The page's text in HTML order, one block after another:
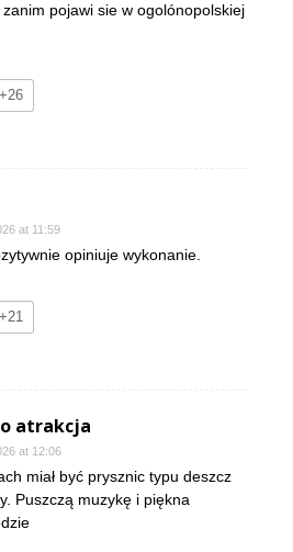
pojawi sie w ogolónopolskiej
+26
at 11:59
opiniuje wykonanie.
+21
atrakcja
at 12:06
miał być prysznic typu deszcz
Puszczą muzykę i piękna